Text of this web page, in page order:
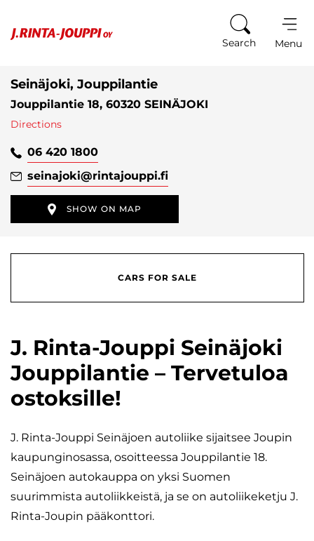
Search Menu
Seinäjoki, Jouppilantie
Jouppilantie 18, 60320 SEINÄJOKI
Directions
06 420 1800
seinajoki@rintajouppi.fi
SHOW ON MAP
CARS FOR SALE
J. Rinta-Jouppi Seinäjoki
Jouppilantie – Tervetuloa
ostoksille!
J. Rinta-Jouppi Seinäjoen autoliike sijaitsee Joupin
kaupunginosassa, osoitteessa Jouppilantie 18.
Seinäjoen autokauppa on yksi Suomen
suurimmista autoliikkeistä, ja se on autoliikeketju J.
Rinta-Joupin pääkonttori.